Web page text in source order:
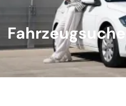
Fahrzeugsuche